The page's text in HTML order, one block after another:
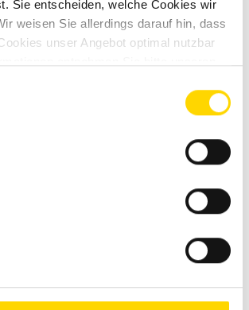
Sie entscheiden, welche Cookies wir
weisen Sie allerdings darauf hin, dass
unser Angebot optimal nutzbar